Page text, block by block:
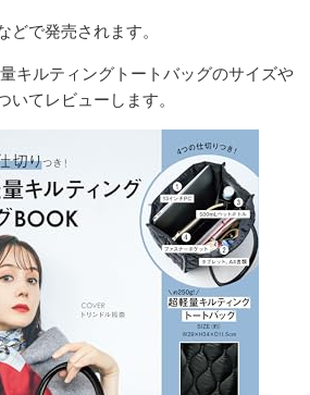
で発売されます。
キルティングトートバッグのサイズや
いてレビューします。